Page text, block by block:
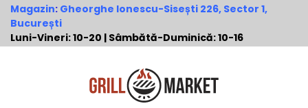
Magazin: Gheorghe Ionescu-Sisești 226, Sector 1,
București
Luni-Vineri: 10-20 | Sâmbătă-Duminică: 10-16